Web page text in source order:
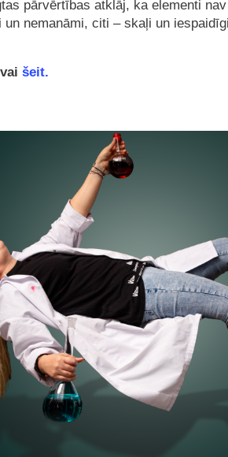
pārvērtības atklāj, ka elementi
nemanāmi, citi – skaļi un
šeit.